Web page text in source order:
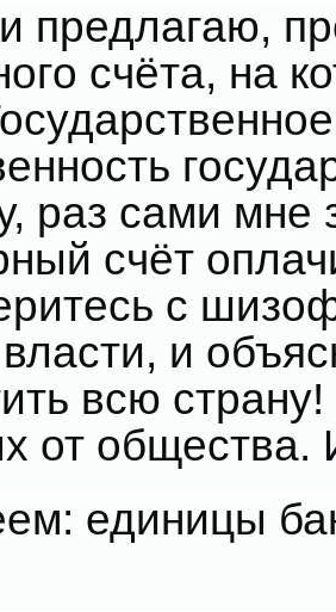
предлагаю,
счёта, на
раз сами мне
счёт
с
и
всю
от общества.
единицы